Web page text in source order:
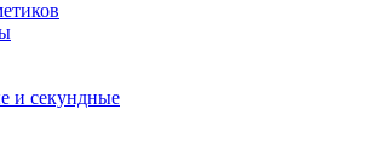
и секундные